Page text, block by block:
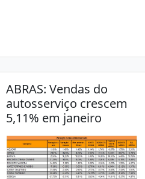
ABRAS: Vendas do
autosserviço crescem
5,11% em janeiro